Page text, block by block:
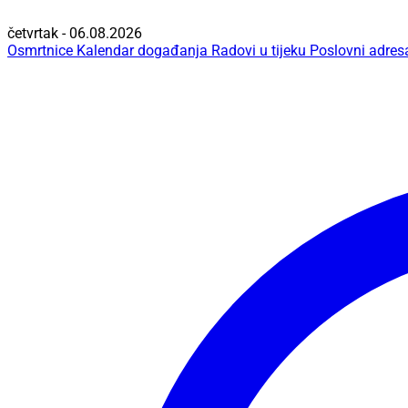
četvrtak - 06.08.2026
Osmrtnice Kalendar događanja Radovi u tijeku Poslovni